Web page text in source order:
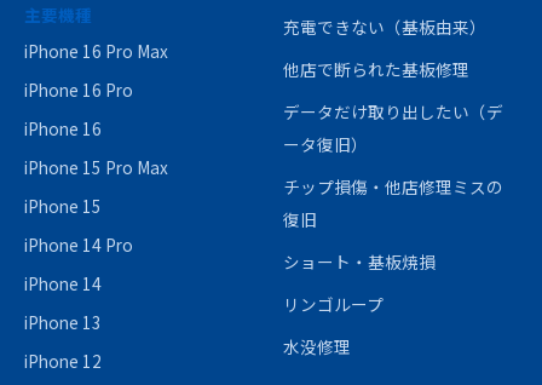
主要機種
iPhone 16 Pro Max
iPhone 16 Pro
iPhone 16
iPhone 15 Pro Max
iPhone 15
iPhone 14 Pro
iPhone 14
iPhone 13
iPhone 12
充電できない（基板由来）
他店で断られた基板修理
データだけ取り出したい（デ
ータ復旧）
チップ損傷・他店修理ミスの
復旧
ショート・基板焼損
リンゴループ
水没修理